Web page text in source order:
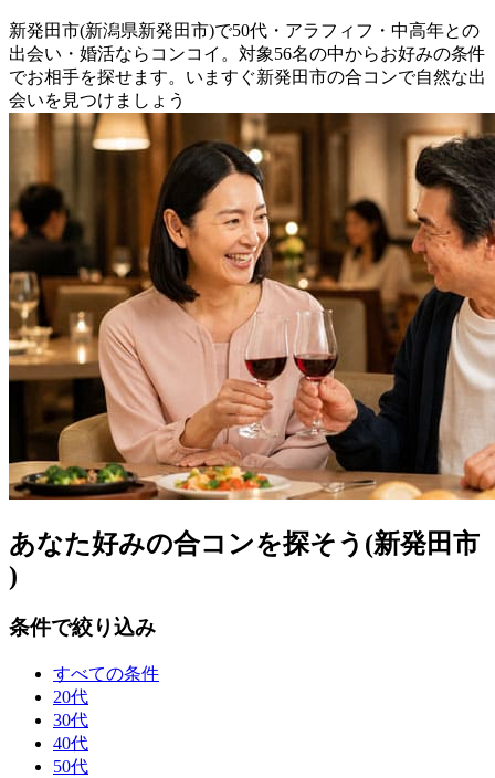
新発田市(新潟県新発田市)で50代・アラフィフ・中高年との
出会い・婚活ならコンコイ。対象56名の中からお好みの条件
でお相手を探せます。いますぐ新発田市の合コンで自然な出
会いを見つけましょう
あなた好みの合コンを探そう(新発田市
)
条件で絞り込み
すべての条件
20代
30代
40代
50代